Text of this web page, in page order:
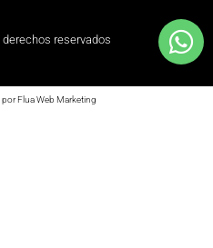
reservados
Flua Web Marketing